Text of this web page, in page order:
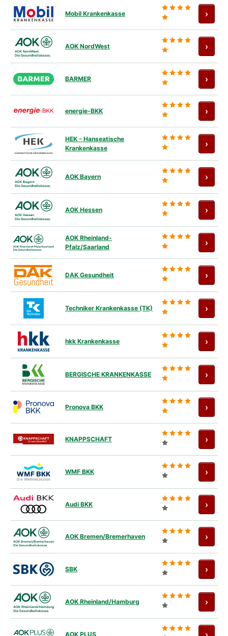
Mobil Krankenkasse ›
AOK NordWest ›
BARMER ›
energie-BKK ›
HEK - Hanseatische
Krankenkasse
›
AOK Bayern ›
AOK Hessen ›
AOK Rheinland-
Pfalz/Saarland
›
DAK Gesundheit ›
Techniker Krankenkasse (TK) ›
hkk Krankenkasse ›
BERGISCHE KRANKENKASSE ›
Pronova BKK ›
KNAPPSCHAFT ›
WMF BKK ›
Audi BKK ›
AOK Bremen/Bremerhaven ›
SBK ›
AOK Rheinland/Hamburg ›
AOK PLUS